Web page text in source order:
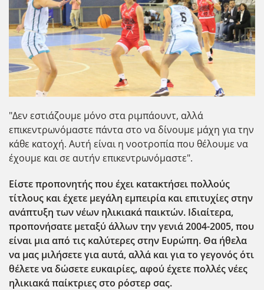
"Δεν εστιάζουμε μόνο στα ριμπάουντ, αλλά
επικεντρωνόμαστε πάντα στο να δίνουμε μάχη για την
κάθε κατοχή. Αυτή είναι η νοοτροπία που θέλουμε να
έχουμε και σε αυτήν επικεντρωνόμαστε".
Είστε προπονητής που έχει κατακτήσει πολλούς
τίτλους και έχετε μεγάλη εμπειρία και επιτυχίες στην
ανάπτυξη των νέων ηλικιακά παικτών. Ιδιαίτερα,
προπονήσατε μεταξύ άλλων την γενιά 2004-2005, που
είναι μια από τις καλύτερες στην Ευρώπη. Θα ήθελα
να μας μιλήσετε για αυτά, αλλά και για το γεγονός ότι
θέλετε να δώσετε ευκαιρίες, αφού έχετε πολλές νέες
ηλικιακά παίκτριες στο ρόστερ σας.